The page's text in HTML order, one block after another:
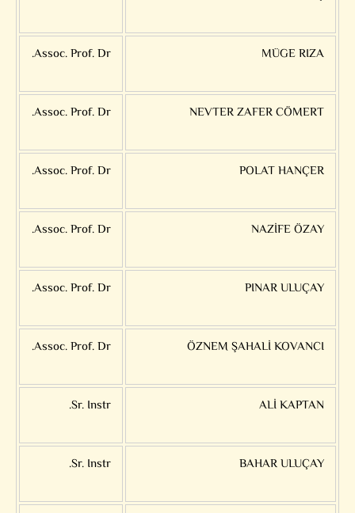
MÜGE RIZA
Assoc. Prof. Dr.
NEVTER ZAFER CÖMERT
Assoc. Prof. Dr.
POLAT HANÇER
Assoc. Prof. Dr.
NAZİFE ÖZAY
Assoc. Prof. Dr.
PINAR ULUÇAY
Assoc. Prof. Dr.
ÖZNEM ŞAHALİ KOVANCI
Assoc. Prof. Dr.
ALİ KAPTAN
Sr. Instr.
BAHAR ULUÇAY
Sr. Instr.